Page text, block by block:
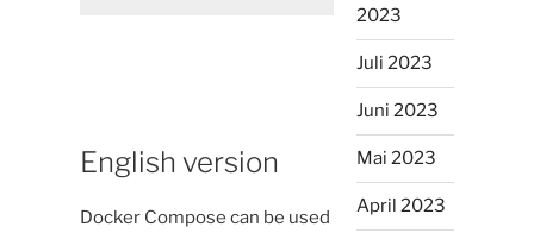
English version
Docker Compose can be used
2023
Juli 2023
Juni 2023
Mai 2023
April 2023